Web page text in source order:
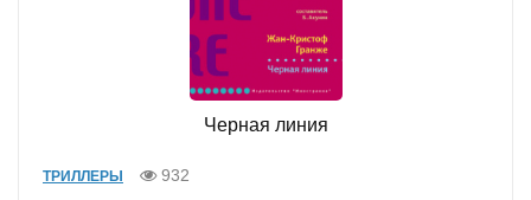
Черная линия
ТРИЛЛЕРЫ
932